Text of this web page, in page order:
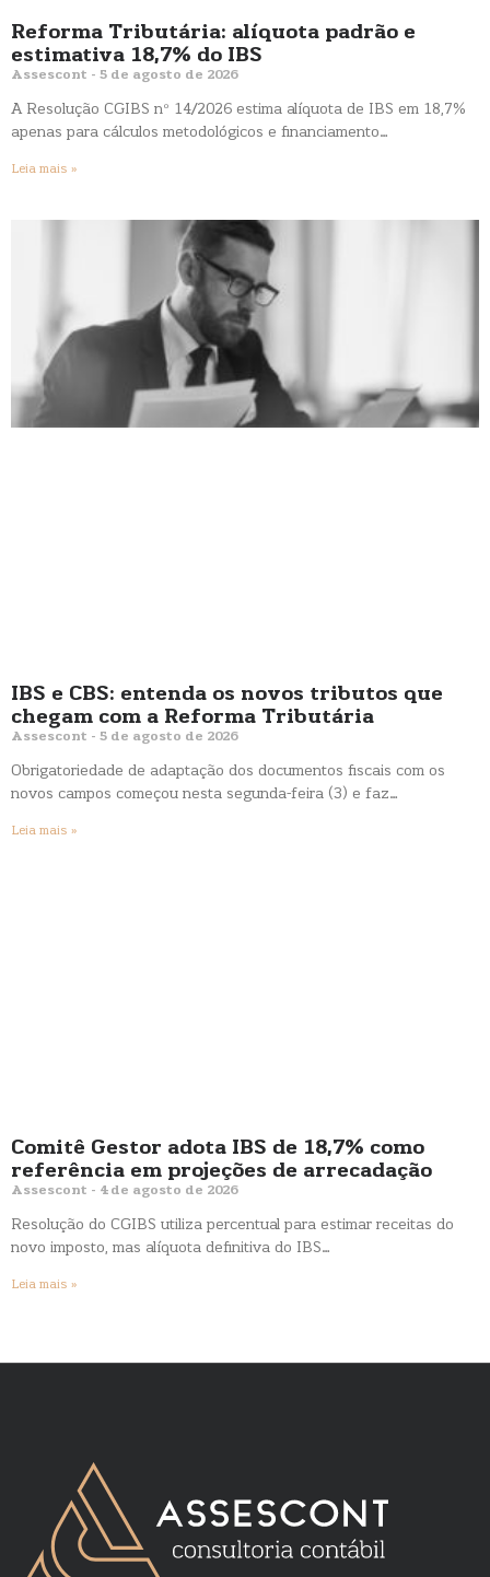
Reforma Tributária: alíquota padrão e
estimativa 18,7% do IBS
Assescont 5 de agosto de 2026
A Resolução CGIBS nº 14/2026 estima alíquota de IBS em 18,7%
apenas para cálculos metodológicos e financiamento…
Leia mais »
IBS e CBS: entenda os novos tributos que
chegam com a Reforma Tributária
Assescont 5 de agosto de 2026
Obrigatoriedade de adaptação dos documentos fiscais com os
novos campos começou nesta segunda-feira (3) e faz…
Leia mais »
Comitê Gestor adota IBS de 18,7% como
referência em projeções de arrecadação
Assescont 4 de agosto de 2026
Resolução do CGIBS utiliza percentual para estimar receitas do
novo imposto, mas alíquota definitiva do IBS…
Leia mais »